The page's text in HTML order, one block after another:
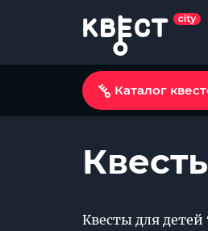
Каталог
Квесты для